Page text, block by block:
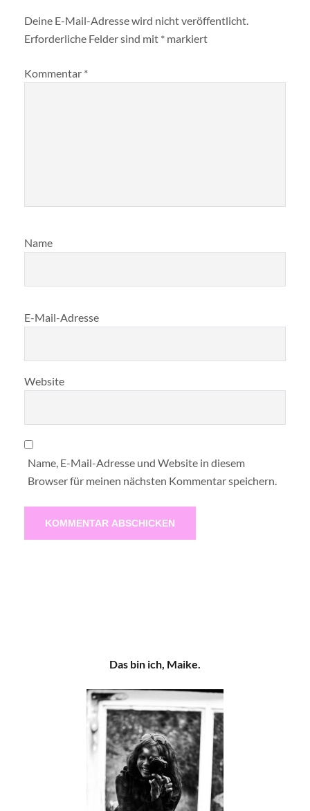
Deine E-Mail-Adresse wird nicht veröffentlicht.
Erforderliche Felder sind mit * markiert
Kommentar *
Name
E-Mail-Adresse
Website
Name, E-Mail-Adresse und Website in diesem
Browser für meinen nächsten Kommentar speichern.
Das bin ich, Maike.